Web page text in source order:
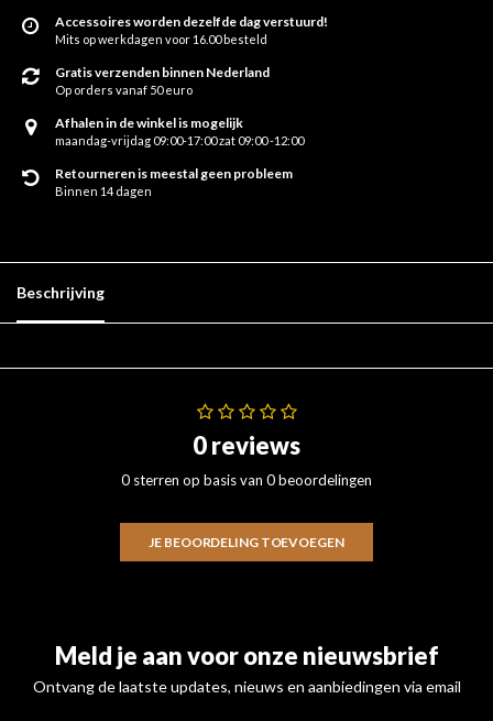
Accessoires worden dezelfde dag verstuurd!
Mits op werkdagen voor 16.00 besteld
Gratis verzenden binnen Nederland
Op orders vanaf 50 euro
Afhalen in de winkel is mogelijk
maandag-vrijdag 09:00-17:00 zat 09:00 -12:00
Retourneren is meestal geen probleem
Binnen 14 dagen
Beschrijving
0 reviews
0 sterren op basis van 0 beoordelingen
JE BEOORDELING TOEVOEGEN
Meld je aan voor onze nieuwsbrief
Ontvang de laatste updates, nieuws en aanbiedingen via email